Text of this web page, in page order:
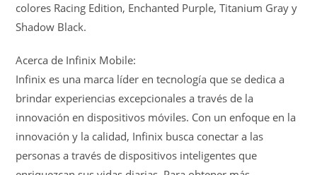
colores Racing Edition, Enchanted Purple, Titanium Gray y
Shadow Black.
Acerca de Infinix Mobile:
Infinix es una marca líder en tecnología que se dedica a
brindar experiencias excepcionales a través de la
innovación en dispositivos móviles. Con un enfoque en la
innovación y la calidad, Infinix busca conectar a las
personas a través de dispositivos inteligentes que